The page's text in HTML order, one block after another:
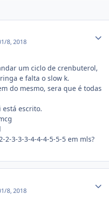
8, 2018
um ciclo de crenbuterol,
e falta o slow k.
do mesmo, sera que é todas
está escrito.
2-3-3-3-4-4-4-5-5-5 em mls?
8, 2018